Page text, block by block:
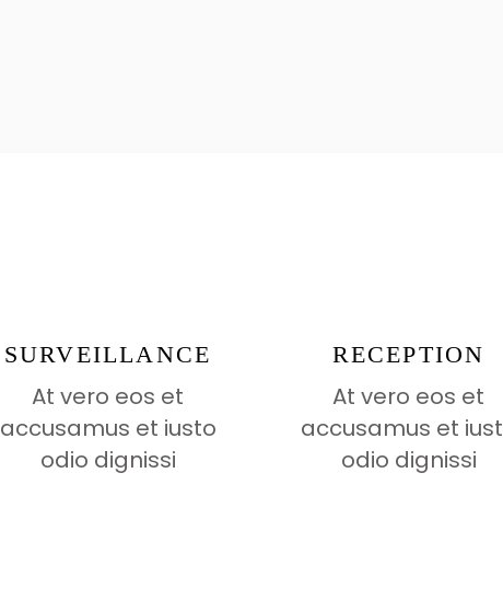
SURVEILLANCE
At vero eos et
accusamus et iusto
odio dignissi
RECEPTION
At vero eos et
accusamus et
odio dignissi